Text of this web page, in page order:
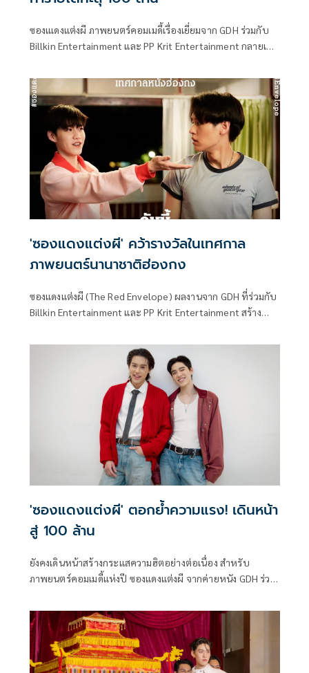
ซองแเดงแต่งผี ภาพยนตร์คอมเมดี้เรื่องเยี่ยมจาก GDH ร่วมกับ
Billkin Entertainment และ PP Krit Entertainment กลายเป็น
ล้านบาทเป็นที่เรียบร้อย
'ซองแดงแต่งผี' คว้ารางวัลในเทศกาล
ภาพยนตร์นานาชาติฮ่องกง
ซองแดงแต่งผี (The Red Envelope) ผลงานจาก GDH ที่ร่วมกับ
Billkin Entertainment และ PP Krit Entertainment สร้าง
Audience Choice Award เป็นอันดับ 1 จากเทศกาลภาพยนตร์
'ซองแดงแต่งผี' ตอกย้ำความแรง! เดินหน้า
สู่ 100 ล้าน
ยังคงเดินหน้าสร้างกระแสความฮิตอย่างต่อเนื่อง สำหรับ
ภาพยนตร์คอมเมดี้แห่งปี ซองแดงแต่งผี จากค่ายหนัง GDH ร่วม
ล่าสุดจัดงาน ซองแดงแต่งผี ขอบคุณคนดู ขอมุ่งสู่ 100 ล้าน ขึ้น
ณ ชั้น 1 ลานโปรโมชั่นบี เซ็นทรัลลาดพร้าว เพื่อขอบคุณทุก
กระแสตอบรับจากผู้ชม พร้อมเฉลิมฉลองรายได้ของภาพยนตร์
ที่กำลังพุ่งทะยานสู่ 100 ล้านบาท